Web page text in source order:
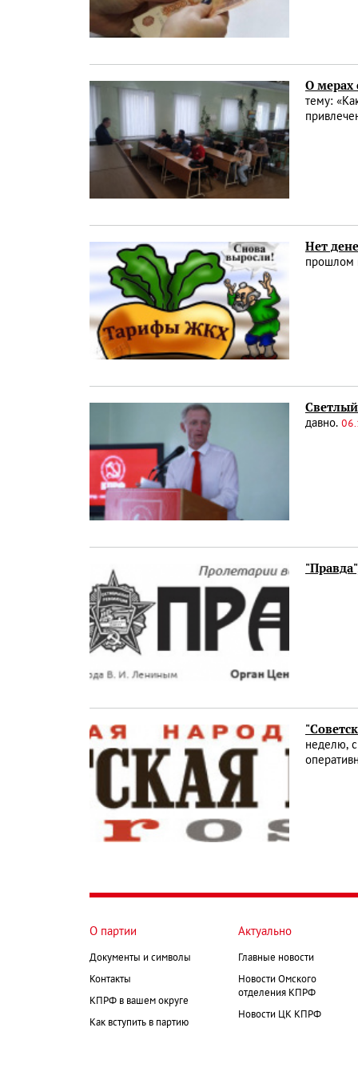
О мерах
тему:
Нет
прошлом
давно.
неделю,
О партии
Документы и символы
Контакты
КПРФ в вашем округе
Как вступить в партию
Актуально
Главные новости
Новости Омского
отделения КПРФ
Новости ЦК КПРФ